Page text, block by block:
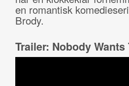
en romantisk
Brody.
Trailer: Nobody